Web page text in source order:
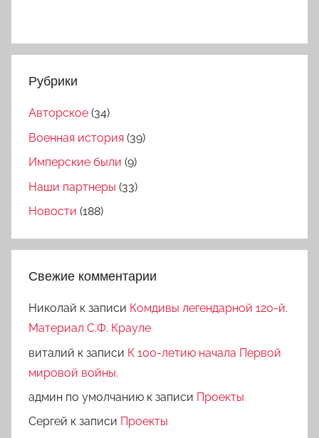
Рубрики
Авторское (34)
Военная история (39)
Имперские были (9)
Наши партнеры (33)
Новости (188)
Свежие комментарии
Николай к записи Комдивы легендарной 120-й.
Материал С.Ф. Крауле
виталий к записи К 100-летию начала Первой
мировой войны.
админ по умолчанию к записи Проекты
Сергей к записи Проекты